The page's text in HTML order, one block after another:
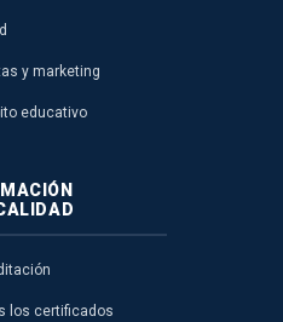
y marketing
educativo
los certificados